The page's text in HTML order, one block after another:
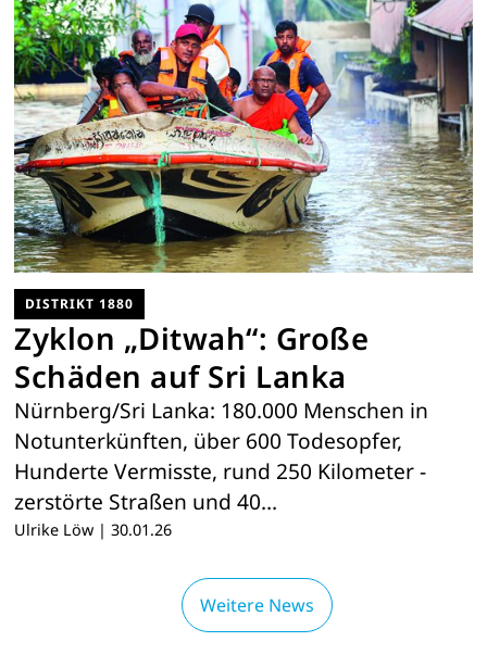
DISTRIKT 1880
Zyklon „Ditwah“: Große
Schäden auf Sri Lanka
Nürnberg/Sri Lanka: 180.000 Menschen in
Notunterkünften, ­über 600 Todesopfer,
Hunderte Vermisste, rund 250 Kilometer ­
zerstörte Straßen und 40…
Ulrike Löw | 30.01.26
Weitere News